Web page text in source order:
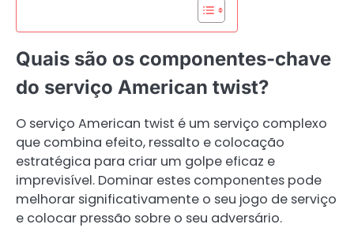
Quais são os componentes-chave
do serviço American twist?
O serviço American twist é um serviço complexo
que combina efeito, ressalto e colocação
estratégica para criar um golpe eficaz e
imprevisível. Dominar estes componentes pode
melhorar significativamente o seu jogo de serviço
e colocar pressão sobre o seu adversário.